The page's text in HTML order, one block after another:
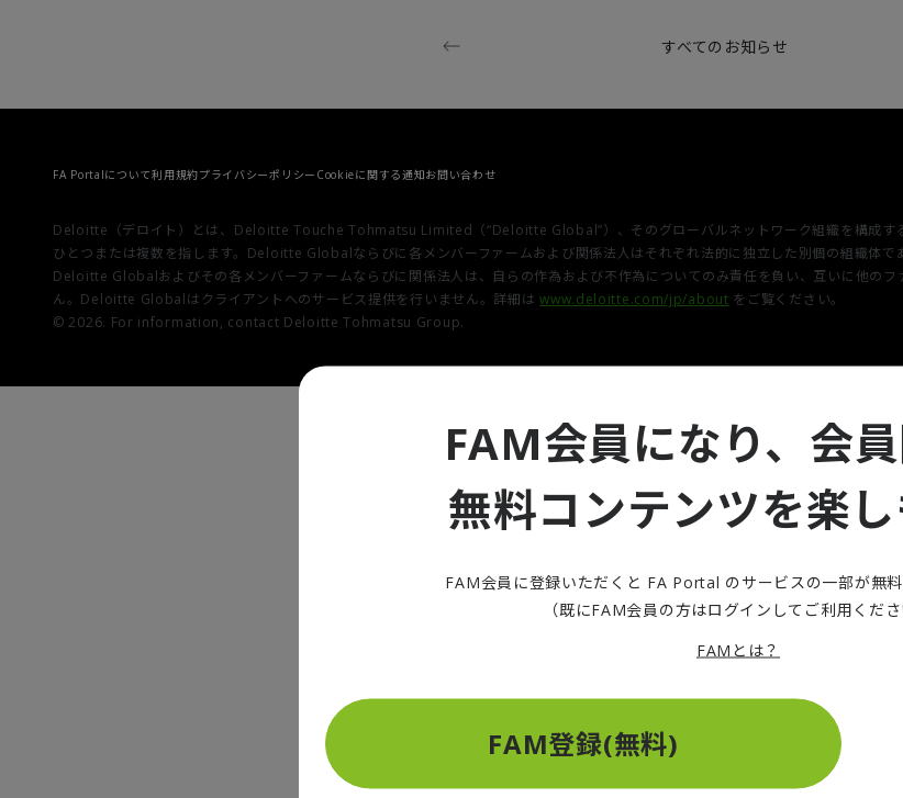
すべてのお知らせ
FA Portalについて利用規約プライバシーポリシー Cookieに関する通知お問い合わせ
Deloitte（デロイト）とは、Deloitte Touche Tohmatsu Limited（“Deloitte Global”）、そのグローバルネットワーク組織を構成す
ひとつまたは複数を指します。Deloitte Globalならびに各メンバーファームおよび関係法人はそれぞれ法的に独立した別個の組織体で
Deloitte Globalおよびその各メンバーファームならびに関係法人は、自らの作為および不作為についてのみ責任を負い、互いに他の
ん。Deloitte Globalはクライアントへのサービス提供を行いません。詳細は www.deloitte.com/jp/about をご覧ください。
© 2026. For information, contact Deloitte Tohmatsu Group.
FAM会員になり、会
無料コンテンツを楽し
FAM会員に登録いただくと FA Portal のサービスの一部が無料
（既にFAM会員の方はログインしてご利用くださ
FAMとは？
FAM登録(無料)